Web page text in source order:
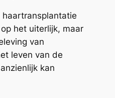
op het uiterlijk, maar
van
leven van de
kan